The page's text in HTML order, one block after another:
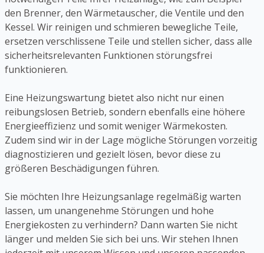
den Brenner, den Wärmetauscher, die Ventile und den
Kessel. Wir reinigen und schmieren bewegliche Teile,
ersetzen verschlissene Teile und stellen sicher, dass alle
sicherheitsrelevanten Funktionen störungsfrei
funktionieren.
Eine Heizungswartung bietet also nicht nur einen
reibungslosen Betrieb, sondern ebenfalls eine höhere
Energieeffizienz und somit weniger Wärmekosten.
Zudem sind wir in der Lage mögliche Störungen vorzeitig
diagnostizieren und gezielt lösen, bevor diese zu
größeren Beschädigungen führen.
Sie möchten Ihre Heizungsanlage regelmäßig warten
lassen, um unangenehme Störungen und hohe
Energiekosten zu verhindern? Dann warten Sie nicht
länger und melden Sie sich bei uns. Wir stehen Ihnen